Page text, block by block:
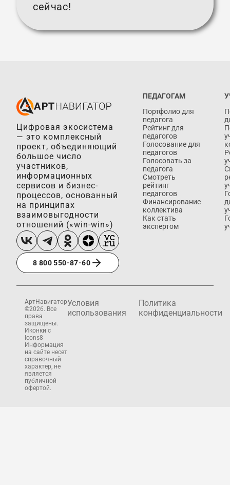
сейчас!
Цифровая экосистема
— это комплексный
проект, объединяющий
большое число
участников,
информационных
сервисов и бизнес-
процессов, основанный
на принципах
взаимовыгодности
отношений («win-win»)
8 800 550-87-60
ПЕДАГОГАМ
Портфолио для
педагога
Рейтинг для
педагогов
Голосование для
педагогов
Голосовать за
педагога
Смотреть
рейтинг
педагогов
Финансирование
коллектива
Как стать
экспертом
АртНавигатор
©2026. Все
права
защищены.
Иконки с
Icons8
Информация
на сайте несет
справочный
характер, не
является
публичной
офертой.
Условия
использования
Политика
конфиденциальности